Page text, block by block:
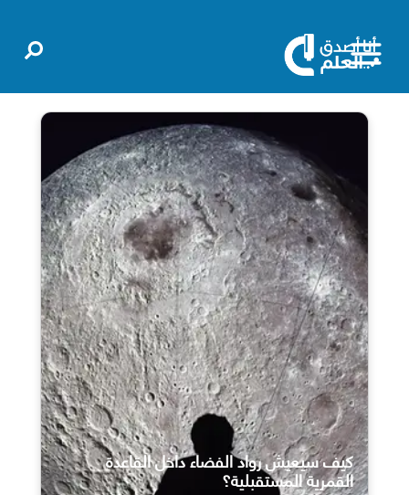
كيف سيعيش رواد الفضاء داخل القاعدة
القمرية المستقبلية؟